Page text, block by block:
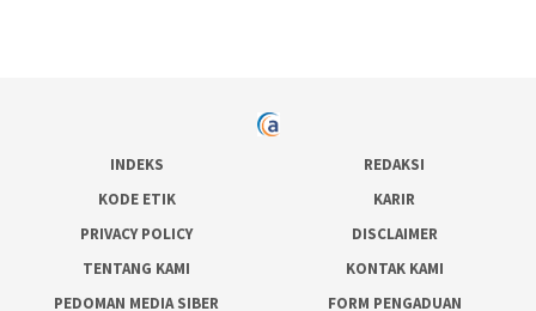
INDEKS
REDAKSI
KODE ETIK
KARIR
PRIVACY POLICY
DISCLAIMER
TENTANG KAMI
KONTAK KAMI
PEDOMAN MEDIA SIBER
FORM PENGADUAN